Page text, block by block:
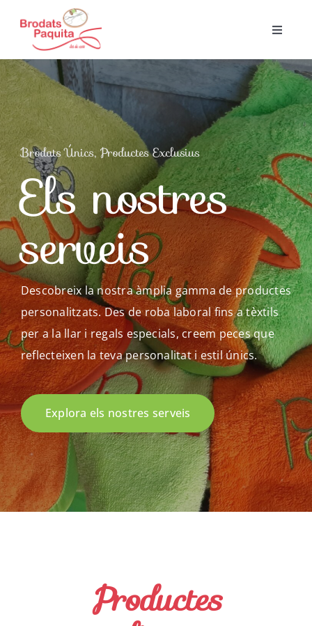
content
Toggle
Inici
Qui Som?
Serveis
Aparadors
Com treballem?
Contacte
CA
ES
Brodats Únics, Productes Exclusius
Els nostres
serveis
Descobreix la nostra àmplia gamma de productes
personalitzats. Des de roba laboral fins a tèxtils
per a la llar i regals especials, creem peces que
reflecteixen la teva personalitat i estil únics.
Explora els nostres serveis
Productes